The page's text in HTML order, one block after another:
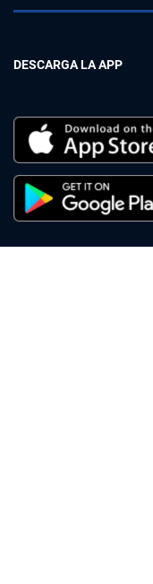
DESCARGA LA APP